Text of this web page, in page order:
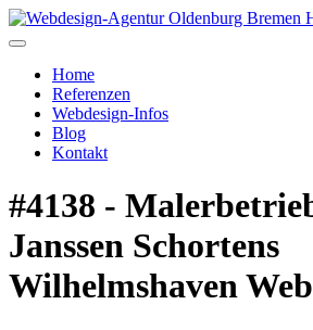
Home
Referenzen
Webdesign-Infos
Blog
Kontakt
#4138 -
Janssen Schortens
Wilhelmshaven